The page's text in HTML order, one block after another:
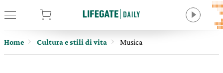
Home Cultura e stili di vita Musica